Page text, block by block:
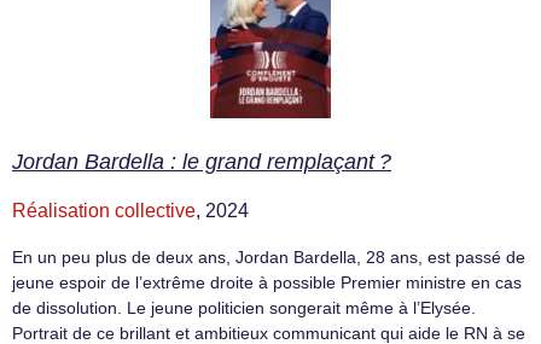
Jordan Bardella : le grand remplaçant ?
Réalisation collective, 2024
En un peu plus de deux ans, Jordan Bardella, 28 ans, est passé de
jeune espoir de l’extrême droite à possible Premier ministre en cas
de dissolution. Le jeune politicien songerait même à l’Elysée.
Portrait de ce brillant et ambitieux communicant qui aide le RN à se